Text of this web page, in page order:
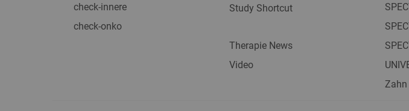
check-innere
check-onko
Study Shortcut
Therapie News
Video